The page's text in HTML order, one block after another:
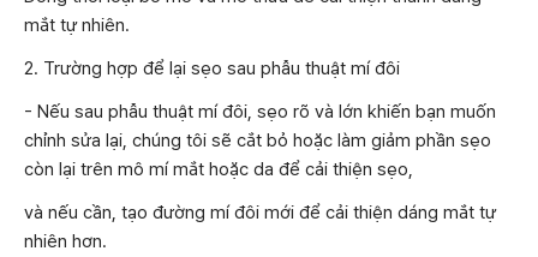
mắt tự nhiên.
2. Trường hợp để lại sẹo sau phẫu thuật mí đôi
- Nếu sau phẫu thuật mí đôi, sẹo rõ và lớn khiến bạn muốn
chỉnh sửa lại, chúng tôi sẽ cắt bỏ hoặc làm giảm phần sẹo
còn lại trên mô mí mắt hoặc da để cải thiện sẹo,
và nếu cần, tạo đường mí đôi mới để cải thiện dáng mắt tự
nhiên hơn.